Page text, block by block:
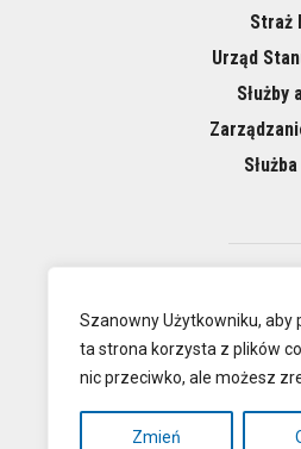
Szanowny Użytkowniku,
ta strona korzysta z plików
nic przeciwko, ale możesz
Zmień
Straż
Urząd
Służby